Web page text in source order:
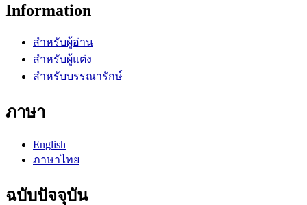
Information
สำหรับผู้อ่าน
สำหรับผู้แต่ง
สำหรับบรรณารักษ์
ภาษา
English
ภาษาไทย
ฉบับปัจจุบัน